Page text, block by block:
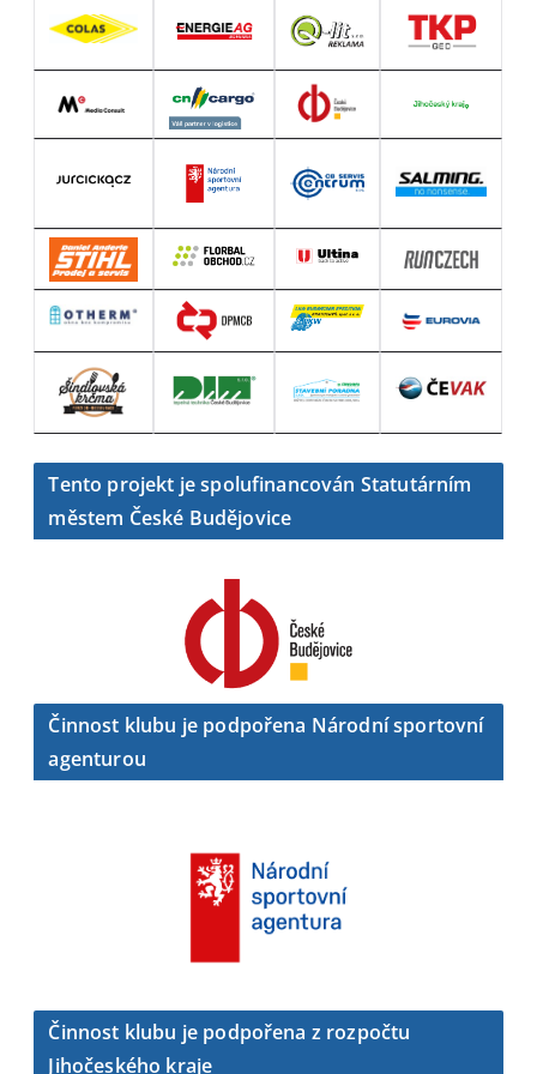
Tento projekt je spolufinancován Statutárním
městem České Budějovice
Činnost klubu je podpořena Národní sportovní
agenturou
Činnost klubu je podpořena z rozpočtu
Jihočeského kraje